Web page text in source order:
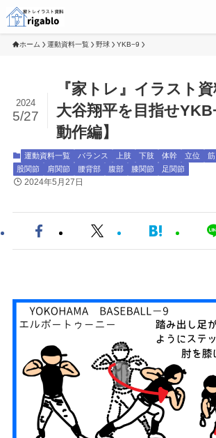
ホーム 運動資料一覧 野球 YKB−9
『家トレ』イラスト
大谷翔平を目指せ
動作編】
2024
5/27
運動資料一覧 バランス 上肢 下肢 体幹 立位
股関節
肩関節 腰背部 腹部 膝関節 足関節
2024年5月27日